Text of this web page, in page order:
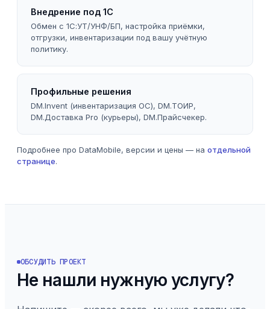
Внедрение под 1С
Обмен с 1С:УТ/УНФ/БП, настройка приёмки,
отгрузки, инвентаризации под вашу учётную
политику.
Профильные решения
DM.Invent (инвентаризация ОС), DM.ТОИР,
DM.Доставка Pro (курьеры), DM.Прайсчекер.
Подробнее про DataMobile, версии и цены — на отдельной
странице.
ОБСУДИТЬ ПРОЕКТ
Не нашли нужную услугу?